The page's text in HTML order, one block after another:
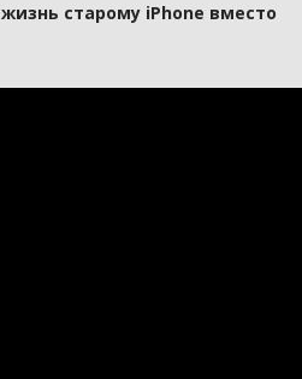
старому iPhone вместо